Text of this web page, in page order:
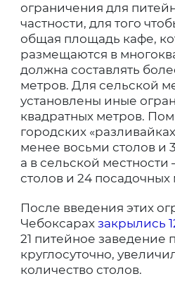
ограничения для
частности, для того
общая площадь кафе,
размещаются в
должна составлять
метров. Для сельской
установлены иные
квадратных метров.
городских
менее восьми столов и
а в сельской
столов и 24 посадочных
После введения этих
Чебоксарах закрылись
21 питейное заведение
круглосуточно,
количество столов.